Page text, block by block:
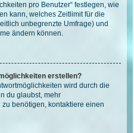
pro Benutzer“ festlegen, wie
kann, welches Zeitlimit für die
unbegrenzte Umfrage) und
ändern können.
erstellen?
wird durch die
du glaubst, mehr
benötigen, kontaktiere einen